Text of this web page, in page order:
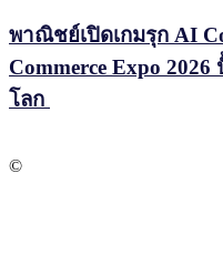
พาณิชย์เปิดเกมรุก AI
Commerce Expo
โลก
©